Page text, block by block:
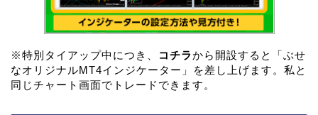
※特別タイアップ中につき、 コチラから開設すると「ぶせ
なオリジナルMT4インジケーター」を差し上げます。私と
同じチャート画面でトレードできます。